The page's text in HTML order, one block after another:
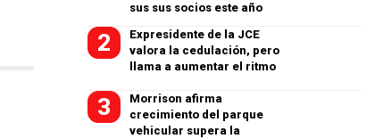
sus sus socios este año
Expresidente de la JCE
valora la cedulación, pero
llama a aumentar el ritmo
Morrison afirma
crecimiento del parque
vehicular supera la